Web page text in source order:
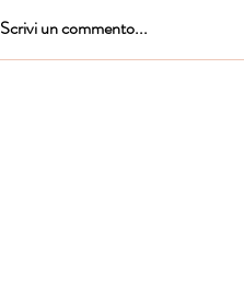
Scrivi un commento...